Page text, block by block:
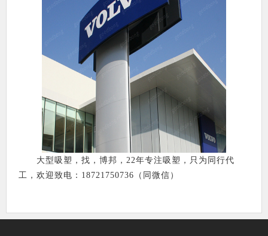
大型吸塑，找，博邦，22年专注吸塑，只为同行代
工，欢迎致电：18721750736（同微信）